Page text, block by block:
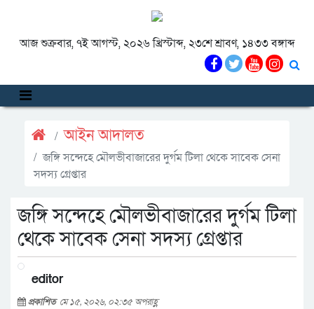
আজ শুক্রবার, ৭ই আগস্ট, ২০২৬ খ্রিস্টাব্দ, ২৩শে শ্রাবণ, ১৪৩৩ বঙ্গাব্দ
আইন আদালত
জঙ্গি সন্দেহে মৌলভীবাজারের দুর্গম টিলা থেকে সাবেক সেনা
সদস্য গ্রেপ্তার
জঙ্গি সন্দেহে মৌলভীবাজারের দুর্গম টিলা
থেকে সাবেক সেনা সদস্য গ্রেপ্তার
editor
প্রকাশিত মে ১৫, ২০২৬, ০২:৩৫ অপরাহ্ণ